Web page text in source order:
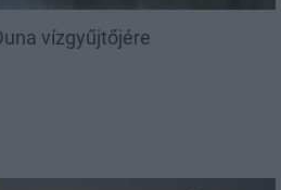
vízgyűjtőjére